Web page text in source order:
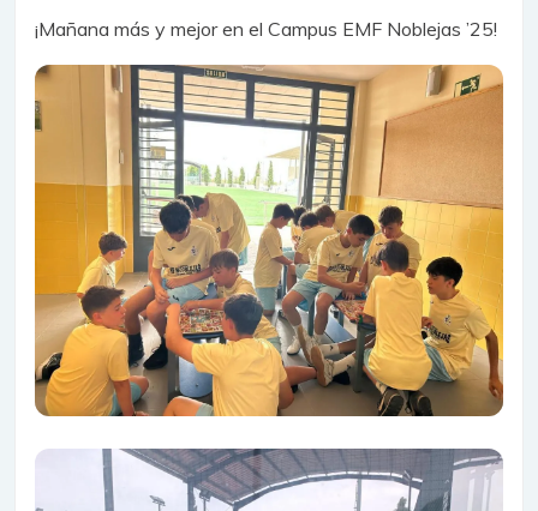
¡Mañana más y mejor en el Campus EMF Noblejas ’25!